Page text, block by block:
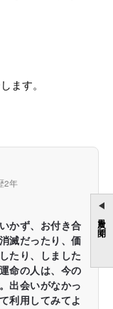
目次を開く
ます。
2年
かず、お付き合
滅だったり、価
たり、しました
命の人は、今の
出会いがなかっ
利用してみてよ